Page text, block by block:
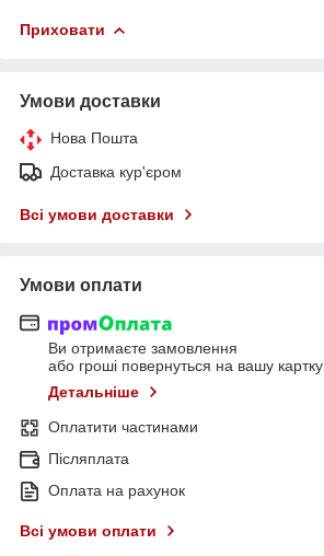
Приховати
Умови доставки
Нова Пошта
Доставка кур'єром
Всі умови доставки
Умови оплати
Ви отримаєте замовлення
або гроші повернуться на вашу картку
Детальніше
Оплатити частинами
Післяплата
Оплата на рахунок
Всі умови оплати